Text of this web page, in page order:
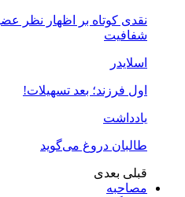
نقدی کوتاه بر اظهار نظر
شفافیت
اسلایدر
اول فرزند؛ بعد تسهیلات!
یادداشت
طالبان دروغ می‌گوید
قبلی بعدی
مصاحبه